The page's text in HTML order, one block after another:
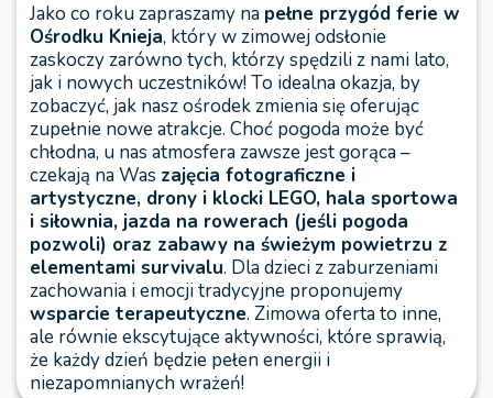
Jako co roku zapraszamy na pełne przygód ferie w
Ośrodku Knieja, który w zimowej odsłonie
zaskoczy zarówno tych, którzy spędzili z nami lato,
jak i nowych uczestników! To idealna okazja, by
zobaczyć, jak nasz ośrodek zmienia się oferując
zupełnie nowe atrakcje. Choć pogoda może być
chłodna, u nas atmosfera zawsze jest gorąca –
czekają na Was zajęcia fotograficzne i
artystyczne, drony i klocki LEGO, hala sportowa
i siłownia, jazda na rowerach (jeśli pogoda
pozwoli) oraz zabawy na świeżym powietrzu z
elementami survivalu. Dla dzieci z zaburzeniami
zachowania i emocji tradycyjne proponujemy
wsparcie terapeutyczne. Zimowa oferta to inne,
ale równie ekscytujące aktywności, które sprawią,
że każdy dzień będzie pełen energii i
niezapomnianych wrażeń!